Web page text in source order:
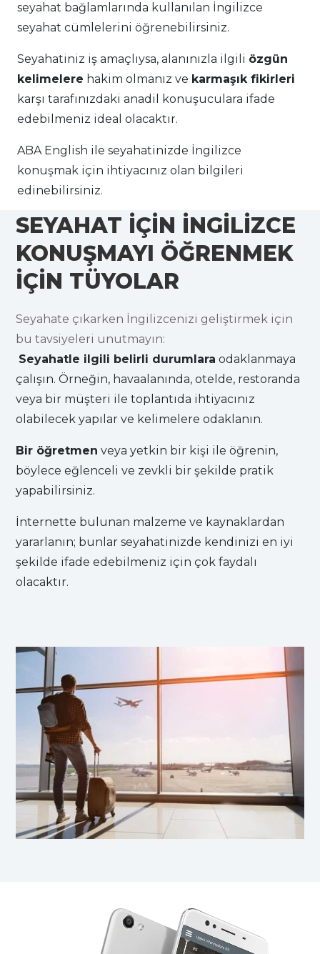
seyahat bağlamlarında kullanılan İngilizce
seyahat cümlelerini öğrenebilirsiniz.
Seyahatiniz iş amaçlıysa,alanınızla ilgili özgün
kelimelere hakim olmanız ve karmaşık fikirleri
karşı tarafınızdaki anadil konuşuculara ifade
edebilmeniz ideal olacaktır.
ABA English ile seyahatinizde İngilizce
konuşmak için ihtiyacınız olan bilgileri
edinebilirsiniz.
SEYAHAT İÇİN İNGİLİZCE
KONUŞMAYI ÖĞRENMEK
İÇİN TÜYOLAR
Seyahate çıkarken İngilizcenizi geliştirmek için
bu tavsiyeleri unutmayın:
Seyahatle ilgili belirli durumlara odaklanmaya
çalışın. Örneğin, havaalanında, otelde, restoranda
veya bir müşteri ile toplantıda ihtiyacınız
olabilecek yapılar ve kelimelere odaklanın.
Bir öğretmen veya yetkin bir kişi ile öğrenin,
böylece eğlenceli ve zevkli bir şekilde pratik
yapabilirsiniz.
İnternette bulunan malzeme ve kaynaklardan
yararlanın; bunlar seyahatinizde kendinizi en iyi
şekilde ifade edebilmeniz için çok faydalı
olacaktır.